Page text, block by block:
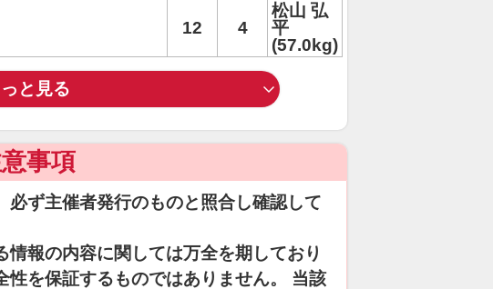
12 4
松山 弘
平
(57.0kg)
と見る
事項
ず主催者発行のものと照合し確認して
報の内容に関しては万全を期しており
性を保証するものではありません。 当該